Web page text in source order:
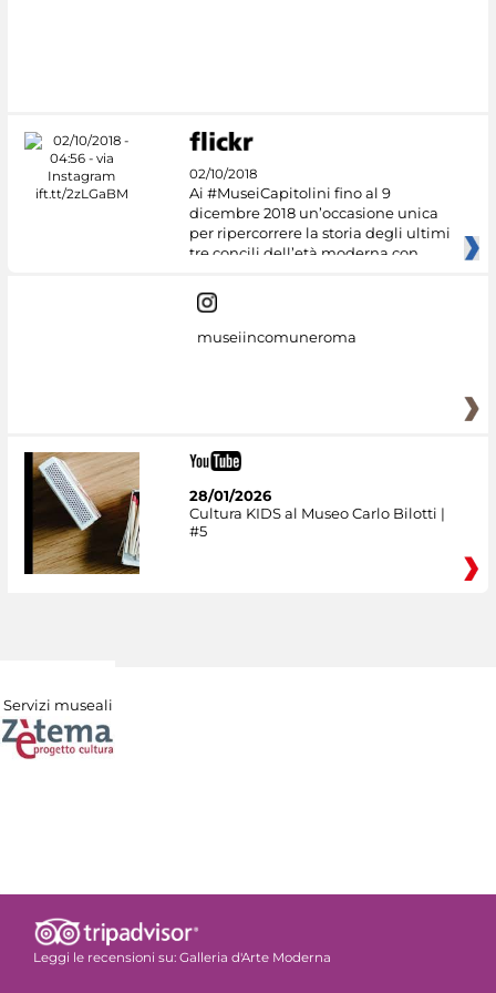
02/10/2018
Ai #MuseiCapitolini fino al 9
dicembre 2018 un’occasione unica
per ripercorrere la storia degli ultimi
tre concili dell’età moderna con
museiincomuneroma
28/01/2026
Cultura KIDS al Museo Carlo Bilotti |
#5
Servizi museali
Leggi le recensioni su: Galleria d'Arte Moderna